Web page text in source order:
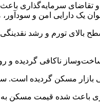
تقاضای سرمایه‌گذاری
دارایی امن و سودآور،
بالای تورم و رشد
ناکافی گردیده و
بازار مسکن گردیده
باعث شده قیمت مسکن